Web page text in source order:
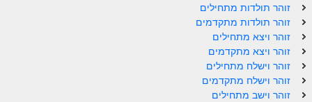
הזוהר הקדוש פרשת בהר למתחילים
הזוהר הקדוש פרשת בהר – מתקדמים
זוהר בחוקותי למתחילים
זוהר הקדוש בחוקותי למתקדמים
זוהר תולדות מתחילים
זוהר תולדות מתקדמים
זוהר ויצא מתחילים
זוהר ויצא מתקדמים
זוהר וישלח מתחילים
זוהר וישלח מתקדמים
זוהר וישב מתחילים